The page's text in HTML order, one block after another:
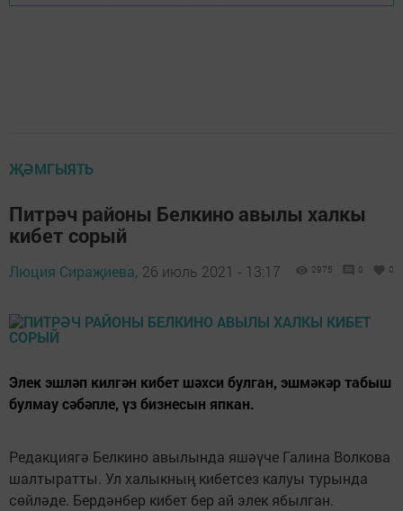
ҖӘМГЫЯТЬ
Питрәч районы Белкино авылы халкы
кибет сорый
Люция Сираҗиева, 26 июль 2021 - 13:17 2975 0 0
Элек эшләп килгән кибет шәхси булган, эшмәкәр табыш
булмау сәбәпле, үз бизнесын япкан.
Редакциягә Белкино авылында яшәүче Галина Волкова
шалтыратты. Ул халыкның кибетсез калуы турында
сөйләде. Бердәнбер кибет бер ай элек ябылган.